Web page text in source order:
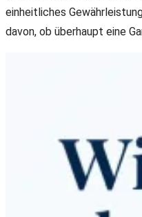
einheitliches
davon, ob überhaupt eine